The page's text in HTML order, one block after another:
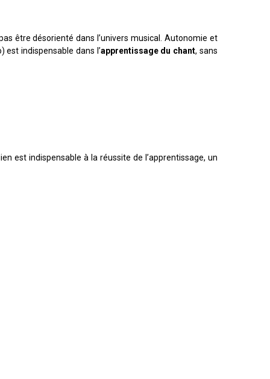
être désorienté dans l’univers musical. Autonomie et
indispensable dans l’apprentissage du chant, sans
est indispensable à la réussite de l’apprentissage, un